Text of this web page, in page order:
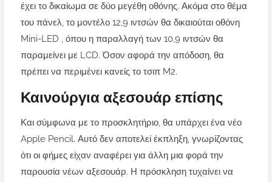
έχει το δικαίωμα σε δύο μεγέθη οθόνης. Ακόμα στο θέμα
του πάνελ, το μοντέλο 12,9 ιντσών θα δικαιούται οθόνη
Mini-LED , όπου η παραλλαγή των 10,9 ιντσών θα
παραμείνει με LCD. Όσον αφορά την απόδοση, θα
πρέπει να περιμένει κανείς το τσιπ M2.
Καινούργια αξεσουάρ επίσης
Και σύμφωνα με το προσκλητήριο, θα υπάρχει ένα νέο
Apple Pencil. Αυτό δεν αποτελεί έκπληξη, γνωρίζοντας
ότι οι φήμες είχαν αναφέρει για άλλη μια φορά την
παρουσία νέων αξεσουάρ. Η πρόσκληση τυχαίνει να